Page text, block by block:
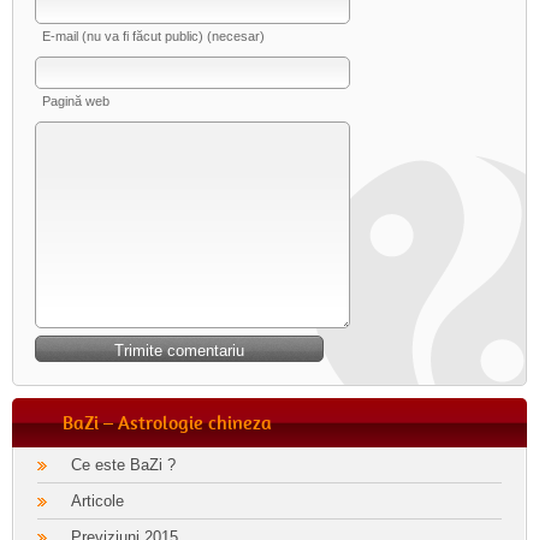
E-mail (nu va fi făcut public) (necesar)
Pagină web
BaZi – Astrologie chineza
Ce este BaZi ?
Articole